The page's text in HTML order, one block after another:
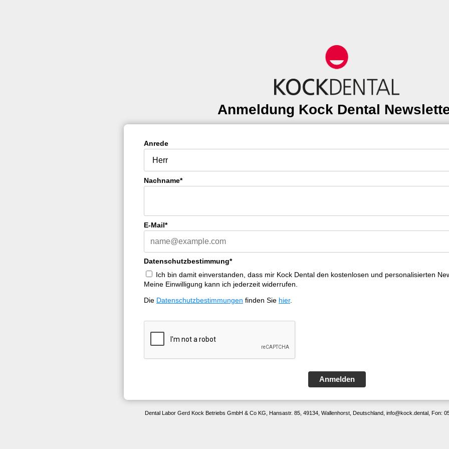
Anmeldung Kock Dental
Anrede
Nachname*
E-Mail*
Datenschutzbestimmung*
Ich bin damit einverstanden, dass mir Kock Dental den kostenlosen und personalisierten
Meine Einwilligung kann ich jederzeit widerrufen.
Die Datenschutzbestimmungen finden Sie hier.
Anmelden
Dental Labor Gerd Kock Betriebs GmbH & Co KG, Hansastr. 85, 49134, Wallenhorst, Deutschland, info@kock.dental, Fon: